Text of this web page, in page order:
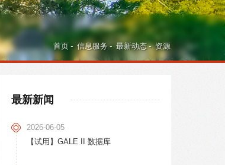
首页 - 信息服务 - 最新动态 - 资源
最新新闻
2026-06-05
【试用】GALE II 数据库